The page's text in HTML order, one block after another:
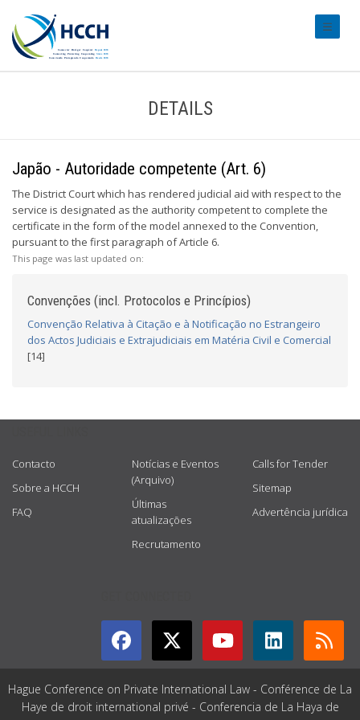
DETAILS
Japão - Autoridade competente (Art. 6)
The District Court which has rendered judicial aid with respect to the
service is designated as the authority competent to complete the
certificate in the form of the model annexed to the Convention,
pursuant to the first paragraph of Article 6.
This page was last updated on:
Convenções (incl. Protocolos e Princípios)
Convenção Relativa à Citação e à Notificação no Estrangeiro
dos Actos Judiciais e Extrajudiciais em Matéria Civil e Comercial
[14]
Contacto
Sobre a HCCH
FAQ
Notícias e Eventos
(Arquivo)
Últimas
atualizações
Recrutamento
Calls for Tender
Sitemap
Advertência jurídica
Hague Conference on Private International Law - Conférence de La
Haye de droit international privé - Conferencia de La Haya de